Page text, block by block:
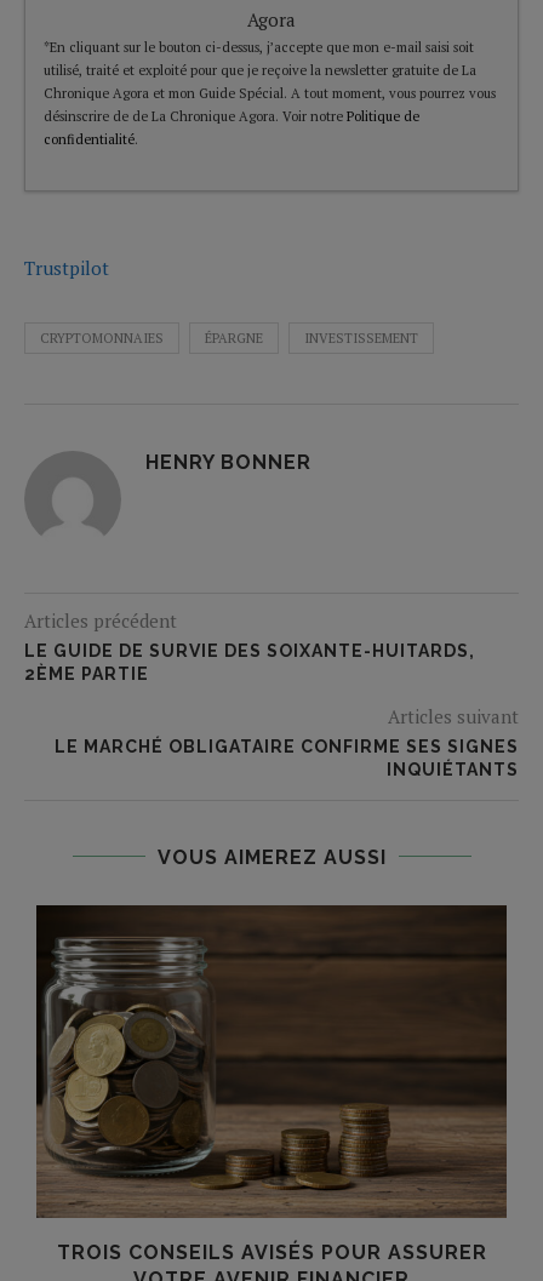
Agora
*En cliquant sur le bouton ci-dessus, j’accepte que mon e-mail saisi soit
utilisé, traité et exploité pour que je reçoive la newsletter gratuite de La
Chronique Agora et mon Guide Spécial. A tout moment, vous pourrez vous
désinscrire de de La Chronique Agora. Voir notre Politique de
confidentialité.
Trustpilot
CRYPTOMONNAIES ÉPARGNE INVESTISSEMENT
HENRY BONNER
Articles précédent
LE GUIDE DE SURVIE DES SOIXANTE-HUITARDS,
2ÈME PARTIE
Articles suivant
LE MARCHÉ OBLIGATAIRE CONFIRME SES SIGNES
INQUIÉTANTS
VOUS AIMEREZ AUSSI
TROIS CONSEILS AVISÉS POUR ASSURER